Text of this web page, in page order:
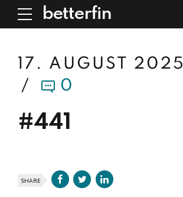
betterfin
17. AUGUST 2025
0
#441
SHARE